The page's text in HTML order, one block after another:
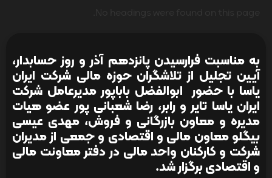
به مناسبت فرارسیدن پانزدهم آذر و روز حسابدار،
آیین تجلیل از تلاشگران حوزه مالی شرکت ایران
یاسا با حضور ابوالفضل باباپور مدیرعامل شرکت
ایران یاسا تایر و رابر، رضا شعبانی پور عضو هیات
مدیره و معاون بازرگانی و فروش، مهدی عیسی
بیگلو معاون مالی و اقتصادی و جمعی از مدیران
شرکت و کارکنان واحد مالی در دفتر معاونت مالی
و اقتصادی برگزار شد.